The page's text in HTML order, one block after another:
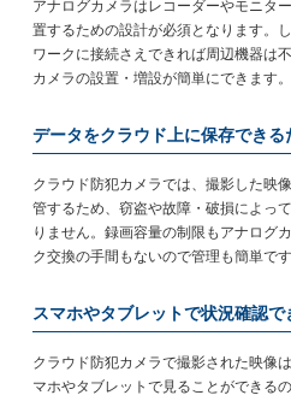
アナログカメラはレコーダーやモニタ
置するための設計が必須となります。
ワークに接続さえできれば周辺機器は
カメラの設置・増設が簡単にできます。
データをクラウド上に保存でき
クラウド防犯カメラでは、撮影した映
管するため、窃盗や故障・破損によっ
りません。録画容量の制限もアナログ
ク交換の手間もないので管理も簡単です
スマホやタブレットで状況確認で
クラウド防犯カメラで撮影された映像
マホやタブレットで見ることができる